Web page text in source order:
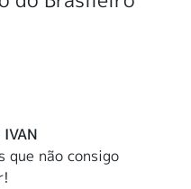
IVAN
que não consigo